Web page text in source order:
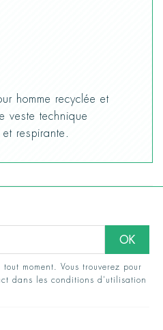
homme recyclée et
veste technique
respirante.
moment. Vous trouverez pour
dans les conditions d'utilisation